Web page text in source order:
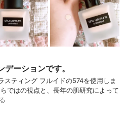
ーションです。
スティング フルイドの574を使用しま
ではの視点と、長年の肌研究によって